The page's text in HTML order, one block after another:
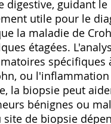
digestive‚ guidant
utile pour le
la maladie de
étagées.
spécifiques
ou
la biopsie peut
bénignes ou
de biopsie